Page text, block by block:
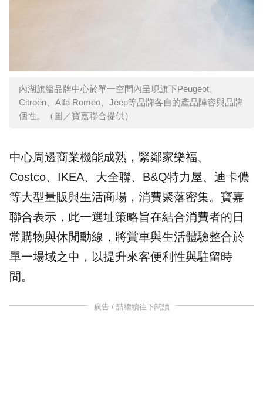
內湖旗艦品牌中心於單一空間內呈現旗下Peugeot、
Citroën、Alfa Romeo、Jeep等品牌各自的產品陣容與品牌
個性。（圖／寶嘉聯合提供）
中心周邊商業機能成熟，緊鄰家樂福、
Costco、IKEA、大全聯、B&Q特力屋、迪卡儂
等大型量販與生活商場，消費聚落密集。寶嘉
聯合表示，此一選址策略旨在結合消費者的日
常購物與休閒動線，將賞車與生活體驗整合於
單一場域之中，以提升來客便利性與駐留時
間。
廣告 / 請繼續往下閱讀